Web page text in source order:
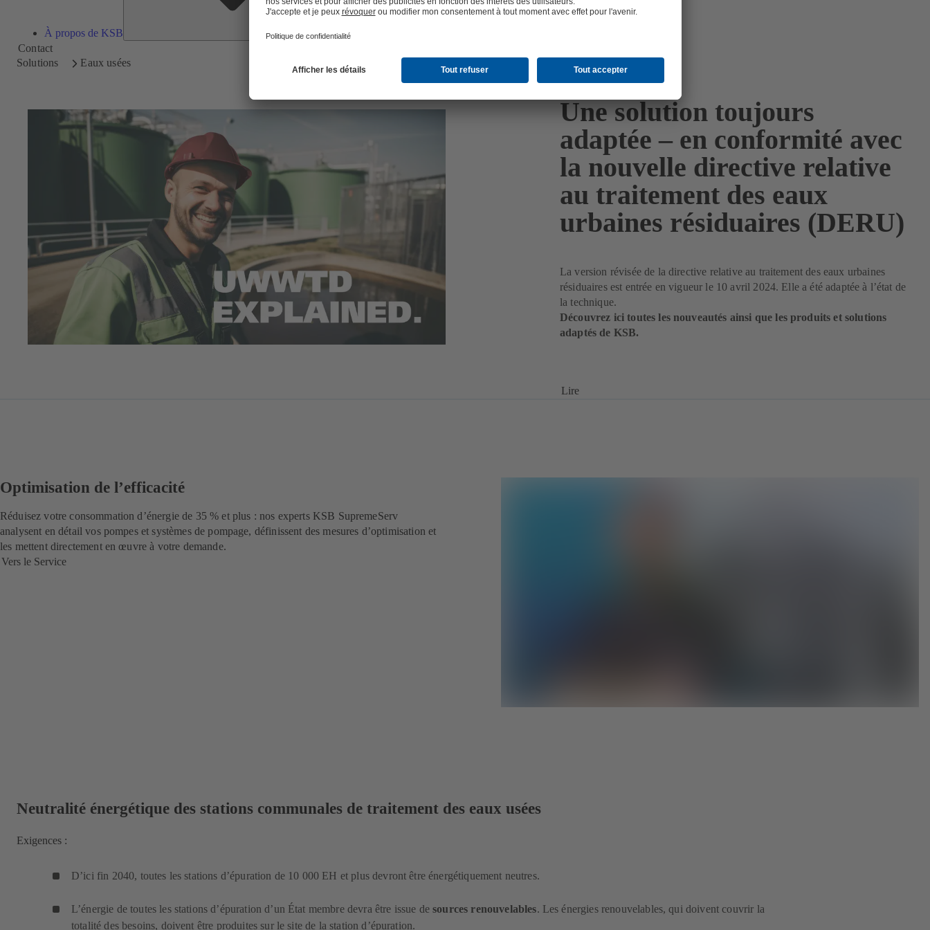
À propos de KSB
Contact
Solutions
Eaux usées
Une solution toujours
adaptée – en conformité avec
la nouvelle directive relative
au traitement des eaux
urbaines résiduaires (DERU)
La version révisée de la directive relative au traitement des eaux urbaines
résiduaires est entrée en vigueur le 10 avril 2024. Elle a été adaptée à l’état de
la technique.
Découvrez ici toutes les nouveautés ainsi que les produits et solutions
adaptés de KSB.
Lire
Optimisation de l’efficacité
Réduisez votre consommation d’énergie de 35 % et plus : nos experts KSB SupremeServ
analysent en détail vos pompes et systèmes de pompage, définissent des mesures d’optimisation et
les mettent directement en œuvre à votre demande.
Vers le Service
Neutralité énergétique des stations communales de traitement des eaux usées
Exigences :
D’ici fin 2040, toutes les stations d’épuration de 10 000 EH et plus devront être énergétiquement neutres.
L’énergie de toutes les stations d’épuration d’un État membre devra être issue desources renouvelables. Les énergies renouvelables, qui doivent couvrir la
totalité des besoins, doivent être produites sur le site de la station d’épuration.